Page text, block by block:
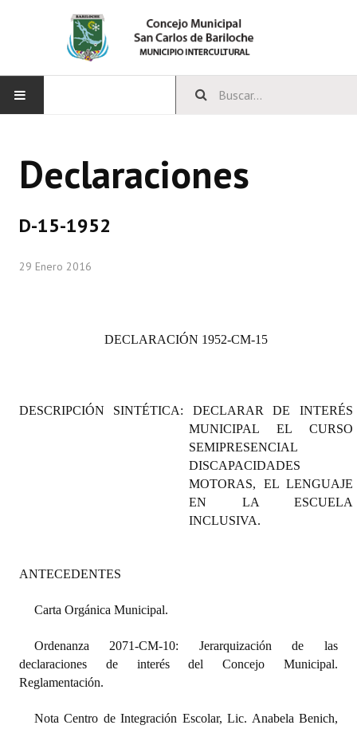
CONCEJO
Concejales Mandato Cumplido
LEGISLACIÓN
Digesto
Organigrama
DOCUMENTOS
Informes de Gestión
Proyectos Presentados
Declaraciones
D-15-1952
29 Enero 2016
DECLARACIÓN 1952-CM-15
DESCRIPCIÓN SINTÉTICA: DECLARAR DE INTERÉS
MUNICIPAL EL CURSO
SEMIPRESENCIAL
DISCAPACIDADES
MOTORAS, EL LENGUAJE
EN LA ESCUELA
INCLUSIVA.
ANTECEDENTES
Carta Orgánica Municipal.
Ordenanza 2071-CM-10: Jerarquización de las
declaraciones de interés del Concejo Municipal.
Reglamentación.
Nota Centro de Integración Escolar, Lic. Anabela Benich,